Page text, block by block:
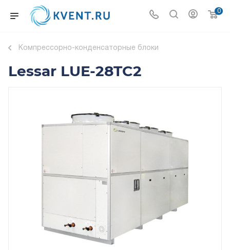
0
Компрессорно-конденсаторные блоки
Lessar LUE-28TC2